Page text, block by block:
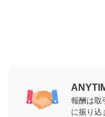
報酬は取
に振り込